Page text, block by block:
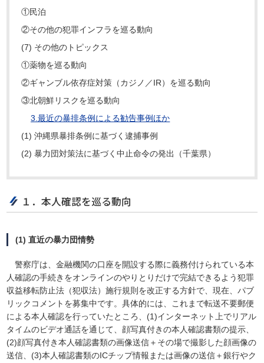
①民泊
②その他の犯罪インフラを巡る動向
(7) その他のトピックス
①薬物を巡る動向
②ギャンブル依存症対策（カジノ／IR）を巡る動向
③北朝鮮リスクを巡る動向
3.最近の暴排条例による勧告事例ほか
(1) 沖縄県暴排条例に基づく逮捕事例
(2) 暴力団対策法に基づく中止命令の発出（千葉県）
１．本人確認を巡る動向
(1) 直近の暴力団情勢
警察庁は、金融機関の口座を開設する際に義務付けられている本
人確認の手続きをオンラインのやりとりだけで完結できるよう犯罪
収益移転防止法（犯収法）施行規則を改正する方針で、現在、パブ
リックコメントを募集中です。具体的には、これまで転送不要郵便
による本人確認を行っていたところ、(1)インターネット上でリアル
タイムのビデオ通話を通じて、顔写真付きの本人確認書類の提示、
(2)顔写真付き本人確認書類の画像送信＋その場で撮影した顔画像の
送信、(3)本人確認書類のICチップ情報または画像の送信＋銀行やク